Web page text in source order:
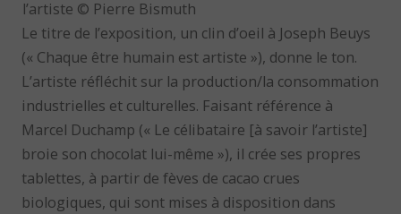
l’artiste © Pierre Bismuth
Le titre de l’exposition, un clin d’oeil à Joseph Beuys
(« Chaque être humain est artiste »), donne le ton.
L’artiste réfléchit sur la production/la consommation
industrielles et culturelles. Faisant référence à
Marcel Duchamp (« Le célibataire [à savoir l’artiste]
broie son chocolat lui-même »), il crée ses propres
tablettes, à partir de fèves de cacao crues
biologiques, qui sont mises à disposition dans